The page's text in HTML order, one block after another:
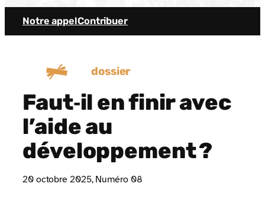
Notre appelContribuer
dossier
Faut‐il en finir avec
l’aide au
développement ?
20 octobre 2025, Numéro 08